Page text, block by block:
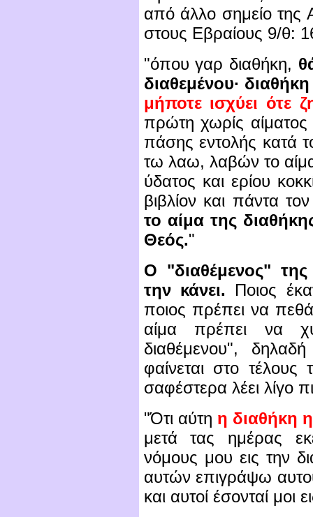
από άλλο σημείο
στους Εβραίους 9/θ:
"όπου γαρ διαθήκη,
διαθεμένου· διαθήκη
μήποτε ισχύει ότε
πρώτη χωρίς αίματος
πάσης εντολής κατά
τω λαω, λαβών το
ύδατος και ερίου
βιβλίον και πάντα
το αίμα της
Θεός."
Ο "διαθέμενος"
την κάνει. Ποιος
ποιος πρέπει να
αίμα πρέπει να
διαθέμενου",
φαίνεται στο
σαφέστερα λέει λίγο
"Ότι αύτη η διαθήκη
μετά τας ημέρας
νόμους μου εις την
αυτών επιγράψω
και αυτοί έσονταί μοι